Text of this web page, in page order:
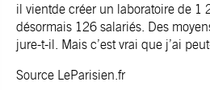
il vientde créer un laboratoire de 1
désormais 126 salariés. Des
jure-t-il. Mais c’est vrai que j’ai
Source LeParisien.fr